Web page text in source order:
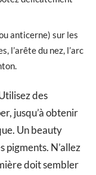
anticerne) sur les
l’arête du nez, l’arc
des
jusqu’à obtenir
Un beauty
pigments. N’allez
doit sembler